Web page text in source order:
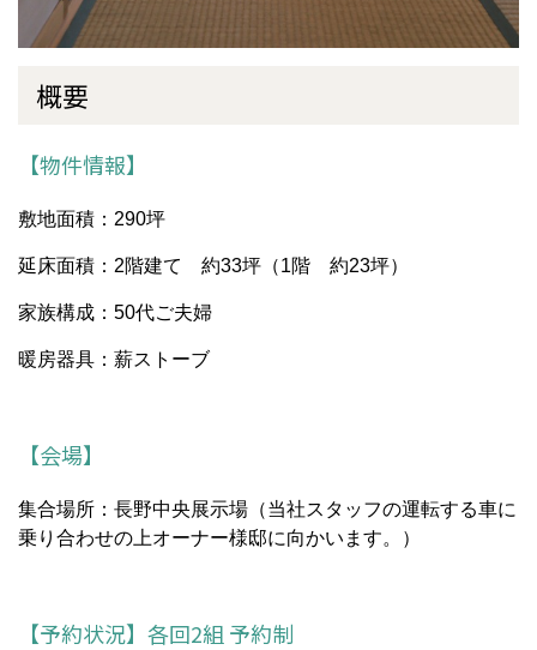
概要
【物件情報】
敷地面積：290坪
延床面積：2階建て 約33坪（1階 約23坪）
家族構成：50代ご夫婦
暖房器具：薪ストーブ
【会場】
集合場所：長野中央展示場（当社スタッフの運転する車に
乗り合わせの上オーナー様邸に向かいます。）
【予約状況】各回2組 予約制